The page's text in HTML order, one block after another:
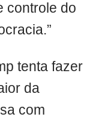
controle do
tenta fazer
da
com